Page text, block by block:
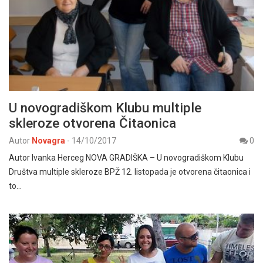
U novogradiškom Klubu multiple
skleroze otvorena Čitaonica
Autor Novagra - 14/10/2017
0
Autor Ivanka Herceg NOVA GRADIŠKA – U novogradiškom Klubu
Društva multiple skleroze BPŽ 12. listopada je otvorena čitaonica i
to…